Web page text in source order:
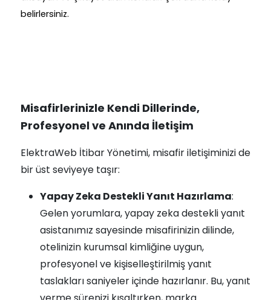
belirlersiniz.
Misafirlerinizle Kendi Dillerinde,
Profesyonel ve Anında İletişim
ElektraWeb İtibar Yönetimi, misafir iletişiminizi de
bir üst seviyeye taşır:
Yapay Zeka Destekli Yanıt Hazırlama:
Gelen yorumlara, yapay zeka destekli yanıt
asistanımız sayesinde misafirinizin dilinde,
otelinizin kurumsal kimliğine uygun,
profesyonel ve kişiselleştirilmiş yanıt
taslakları saniyeler içinde hazırlanır. Bu, yanıt